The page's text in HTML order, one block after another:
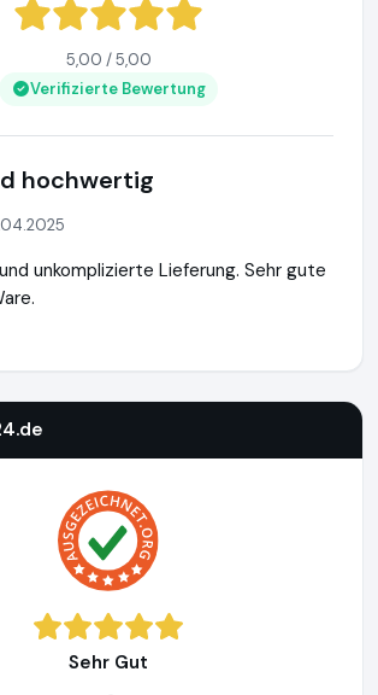
5,00 / 5,00
Verifizierte Bewertung
hochwertig
unkomplizierte Lieferung. Sehr gute
Sehr Gut